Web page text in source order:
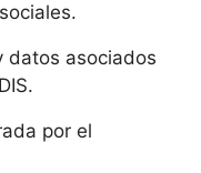
datos asociados
por el